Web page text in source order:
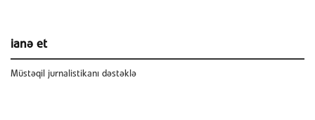
ianə et
Müstəqil jurnalistikanı dəstəklə